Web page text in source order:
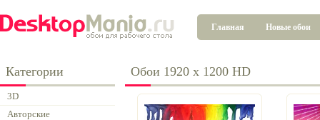
Главная Новые обои
Категории
3D
Авторские
Обои 1920 x 1200 HD